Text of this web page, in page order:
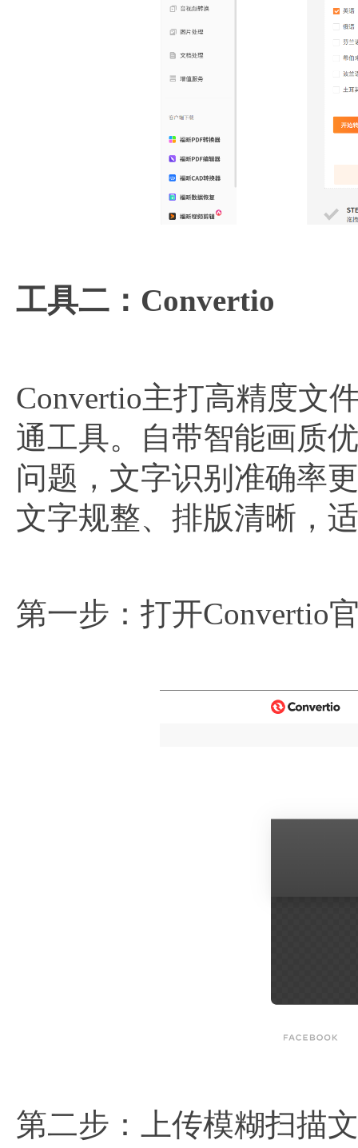
工具二：Convertio
Convertio主打高精度文
通工具。自带智能画质
问题，文字识别准确率
文字规整、排版清晰，
第一步：打开Convertio
第二步：上传模糊扫描